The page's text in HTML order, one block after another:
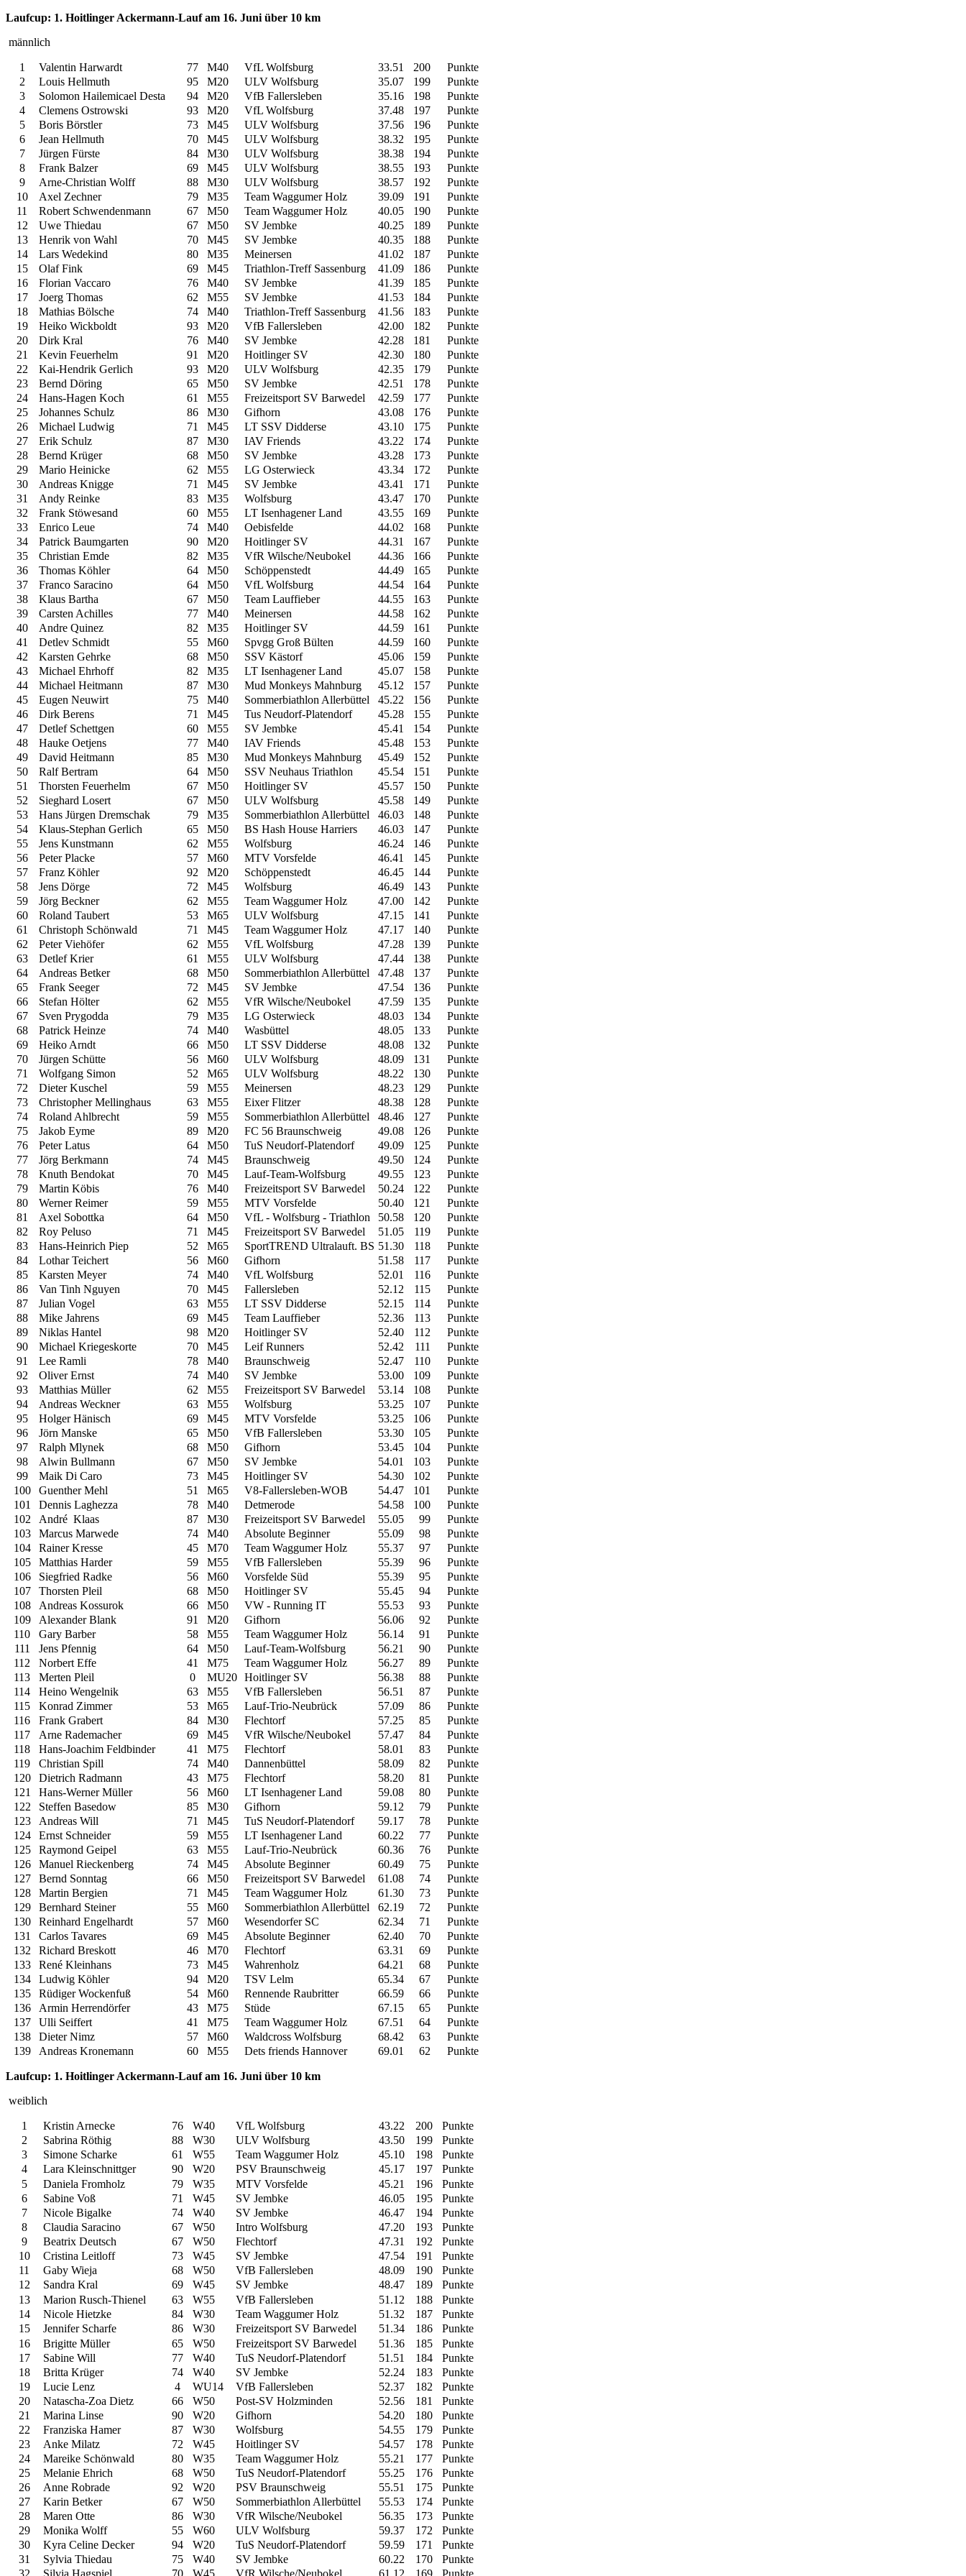
Laufcup: 1. Hoitlinger Ackermann-Lauf am 16. Juni über 10 km
männlich
1 Valentin Harwardt 77 M40 VfL Wolfsburg 33.51 200
Punkte
2
Louis Hellmuth 95 M20 ULV Wolfsburg 35.07 199
Punkte
3
Solomon Hailemicael Desta 94 M20 VfB Fallersleben 35.16 198
Punkte
4
Clemens Ostrowski 93 M20 VfL Wolfsburg 37.48 197
Punkte
5
Boris Börstler 73 M45 ULV Wolfsburg 37.56 196
Punkte
6
Jean Hellmuth 70 M45 ULV Wolfsburg 38.32 195
Punkte
7
Jürgen Fürste 84 M30 ULV Wolfsburg 38.38 194
Punkte
8
Frank Balzer 69 M45 ULV Wolfsburg 38.55 193
Punkte
9
Arne-Christian Wolff 88 M30 ULV Wolfsburg 38.57 192
Punkte
10
Axel Zechner 79 M35 Team Waggumer Holz 39.09 191
Punkte
11
Robert Schwendenmann 67 M50 Team Waggumer Holz 40.05 190
Punkte
12
Uwe Thiedau 67 M50 SV Jembke 40.25 189
Punkte
13
Henrik von Wahl 70 M45 SV Jembke 40.35 188
Punkte
14
Lars Wedekind 80 M35 Meinersen 41.02 187
Punkte
15
Olaf Fink 69 M45 Triathlon-Treff Sassenburg 41.09 186
Punkte
16
Florian Vaccaro 76 M40 SV Jembke 41.39 185
Punkte
17
Joerg Thomas 62 M55 SV Jembke 41.53 184
Punkte
18
Mathias Bölsche 74 M40 Triathlon-Treff Sassenburg 41.56 183
Punkte
19
Heiko Wickboldt 93 M20 VfB Fallersleben 42.00 182
Punkte
20
Dirk Kral 76 M40 SV Jembke 42.28 181
Punkte
21
Kevin Feuerhelm 91 M20 Hoitlinger SV 42.30 180
Punkte
22
Kai-Hendrik Gerlich 93 M20 ULV Wolfsburg 42.35 179
Punkte
23
Bernd Döring 65 M50 SV Jembke 42.51 178
Punkte
24
Hans-Hagen Koch 61 M55 Freizeitsport SV Barwedel 42.59 177
Punkte
25
Johannes Schulz 86 M30 Gifhorn 43.08 176
Punkte
26
Michael Ludwig 71 M45 LT SSV Didderse 43.10 175
Punkte
27
Erik Schulz 87 M30 IAV Friends 43.22 174
Punkte
28
Bernd Krüger 68 M50 SV Jembke 43.28 173
Punkte
29
Mario Heinicke 62 M55 LG Osterwieck 43.34 172
Punkte
30
Andreas Knigge 71 M45 SV Jembke 43.41 171
Punkte
31
Andy Reinke 83 M35 Wolfsburg 43.47 170
Punkte
32
Frank Stöwesand 60 M55 LT Isenhagener Land 43.55 169
Punkte
33
Enrico Leue 74 M40 Oebisfelde 44.02 168
Punkte
34
Patrick Baumgarten 90 M20 Hoitlinger SV 44.31 167
Punkte
35
Christian Emde 82 M35 VfR Wilsche/Neubokel 44.36 166
Punkte
36
Thomas Köhler 64 M50 Schöppenstedt 44.49 165
Punkte
37
Franco Saracino 64 M50 VfL Wolfsburg 44.54 164
Punkte
38
Klaus Bartha 67 M50 Team Lauffieber 44.55 163
Punkte
39
Carsten Achilles 77 M40 Meinersen 44.58 162
Punkte
40
Andre Quinez 82 M35 Hoitlinger SV 44.59 161
Punkte
41
Detlev Schmidt 55 M60 Spvgg Groß Bülten 44.59 160
Punkte
42
Karsten Gehrke 68 M50 SSV Kästorf 45.06 159
Punkte
43
Michael Ehrhoff 82 M35 LT Isenhagener Land 45.07 158
Punkte
44
Michael Heitmann 87 M30 Mud Monkeys Mahnburg 45.12 157
Punkte
45
Eugen Neuwirt 75 M40 Sommerbiathlon Allerbüttel 45.22 156
Punkte
46
Dirk Berens 71 M45 Tus Neudorf-Platendorf 45.28 155
Punkte
47
Detlef Schettgen 60 M55 SV Jembke 45.41 154
Punkte
48
Hauke Oetjens 77 M40 IAV Friends 45.48 153
Punkte
49
David Heitmann 85 M30 Mud Monkeys Mahnburg 45.49 152
Punkte
50
Ralf Bertram 64 M50 SSV Neuhaus Triathlon 45.54 151
Punkte
51
Thorsten Feuerhelm 67 M50 Hoitlinger SV 45.57 150
Punkte
52
Sieghard Losert 67 M50 ULV Wolfsburg 45.58 149
Punkte
53
Hans Jürgen Dremschak 79 M35 Sommerbiathlon Allerbüttel 46.03 148
Punkte
54
Klaus-Stephan Gerlich 65 M50 BS Hash House Harriers 46.03 147
Punkte
55
Jens Kunstmann 62 M55 Wolfsburg 46.24 146
Punkte
56
Peter Placke 57 M60 MTV Vorsfelde 46.41 145
Punkte
57
Franz Köhler 92 M20 Schöppenstedt 46.45 144
Punkte
58
Jens Dörge 72 M45 Wolfsburg 46.49 143
Punkte
59
Jörg Beckner 62 M55 Team Waggumer Holz 47.00 142
Punkte
60
Roland Taubert 53 M65 ULV Wolfsburg 47.15 141
Punkte
61
Christoph Schönwald 71 M45 Team Waggumer Holz 47.17 140
Punkte
62
Peter Viehöfer 62 M55 VfL Wolfsburg 47.28 139
Punkte
63
Detlef Krier 61 M55 ULV Wolfsburg 47.44 138
Punkte
64
Andreas Betker 68 M50 Sommerbiathlon Allerbüttel 47.48 137
Punkte
65
Frank Seeger 72 M45 SV Jembke 47.54 136
Punkte
66
Stefan Hölter 62 M55 VfR Wilsche/Neubokel 47.59 135
Punkte
67
Sven Prygodda 79 M35 LG Osterwieck 48.03 134
Punkte
68
Patrick Heinze 74 M40 Wasbüttel 48.05 133
Punkte
69
Heiko Arndt 66 M50 LT SSV Didderse 48.08 132
Punkte
70
Jürgen Schütte 56 M60 ULV Wolfsburg 48.09 131
Punkte
71
Wolfgang Simon 52 M65 ULV Wolfsburg 48.22 130
Punkte
72
Dieter Kuschel 59 M55 Meinersen 48.23 129
Punkte
73
Christopher Mellinghaus 63 M55 Eixer Flitzer 48.38 128
Punkte
74
Roland Ahlbrecht 59 M55 Sommerbiathlon Allerbüttel 48.46 127
Punkte
75
Jakob Eyme 89 M20 FC 56 Braunschweig 49.08 126
Punkte
76
Peter Latus 64 M50 TuS Neudorf-Platendorf 49.09 125
Punkte
77
Jörg Berkmann 74 M45 Braunschweig 49.50 124
Punkte
78
Knuth Bendokat 70 M45 Lauf-Team-Wolfsburg 49.55 123
Punkte
79
Martin Köbis 76 M40 Freizeitsport SV Barwedel 50.24 122
Punkte
80
Werner Reimer 59 M55 MTV Vorsfelde 50.40 121
Punkte
81
Axel Sobottka 64 M50 VfL - Wolfsburg - Triathlon 50.58 120
Punkte
82
Roy Peluso 71 M45 Freizeitsport SV Barwedel 51.05 119
Punkte
83
Hans-Heinrich Piep 52 M65 SportTREND Ultralauft. BS 51.30 118
Punkte
84
Lothar Teichert 56 M60 Gifhorn 51.58 117
Punkte
85
Karsten Meyer 74 M40 VfL Wolfsburg 52.01 116
Punkte
86
Van Tinh Nguyen 70 M45 Fallersleben 52.12 115
Punkte
87
Julian Vogel 63 M55 LT SSV Didderse 52.15 114
Punkte
88
Mike Jahrens 69 M45 Team Lauffieber 52.36 113
Punkte
89
Niklas Hantel 98 M20 Hoitlinger SV 52.40 112
Punkte
90
Michael Kriegeskorte 70 M45 Leif Runners 52.42 111
Punkte
91
Lee Ramli 78 M40 Braunschweig 52.47 110
Punkte
92
Oliver Ernst 74 M40 SV Jembke 53.00 109
Punkte
93
Matthias Müller 62 M55 Freizeitsport SV Barwedel 53.14 108
Punkte
94
Andreas Weckner 63 M55 Wolfsburg 53.25 107
Punkte
95
Holger Hänisch 69 M45 MTV Vorsfelde 53.25 106
Punkte
96
Jörn Manske 65 M50 VfB Fallersleben 53.30 105
Punkte
97
Ralph Mlynek 68 M50 Gifhorn 53.45 104
Punkte
98
Alwin Bullmann 67 M50 SV Jembke 54.01 103
Punkte
99
Maik Di Caro 73 M45 Hoitlinger SV 54.30 102
Punkte
100
Guenther Mehl 51 M65 V8-Fallersleben-WOB 54.47 101
Punkte
101
Dennis Laghezza 78 M40 Detmerode 54.58 100
Punkte
102
André Klaas 87 M30 Freizeitsport SV Barwedel 55.05 99
Punkte
103
Marcus Marwede 74 M40 Absolute Beginner 55.09 98
Punkte
104
Rainer Kresse 45 M70 Team Waggumer Holz 55.37 97
Punkte
105
Matthias Harder 59 M55 VfB Fallersleben 55.39 96
Punkte
106
Siegfried Radke 56 M60 Vorsfelde Süd 55.39 95
Punkte
107
Thorsten Pleil 68 M50 Hoitlinger SV 55.45 94
Punkte
108
Andreas Kossurok 66 M50 VW - Running IT 55.53 93
Punkte
109
Alexander Blank 91 M20 Gifhorn 56.06 92
Punkte
110
Gary Barber 58 M55 Team Waggumer Holz 56.14 91
Punkte
111
Jens Pfennig 64 M50 Lauf-Team-Wolfsburg 56.21 90
Punkte
112
Norbert Effe 41 M75 Team Waggumer Holz 56.27 89
Punkte
113
Merten Pleil 0 MU20 Hoitlinger SV 56.38 88
Punkte
114
Heino Wengelnik 63 M55 VfB Fallersleben 56.51 87
Punkte
115
Konrad Zimmer 53 M65 Lauf-Trio-Neubrück 57.09 86
Punkte
116
Frank Grabert 84 M30 Flechtorf 57.25 85
Punkte
117
Arne Rademacher 69 M45 VfR Wilsche/Neubokel 57.47 84
Punkte
118
Hans-Joachim Feldbinder 41 M75 Flechtorf 58.01 83
Punkte
119
Christian Spill 74 M40 Dannenbüttel 58.09 82
Punkte
120
Dietrich Radmann 43 M75 Flechtorf 58.20 81
Punkte
121
Hans-Werner Müller 56 M60 LT Isenhagener Land 59.08 80
Punkte
122
Steffen Basedow 85 M30 Gifhorn 59.12 79
Punkte
123
Andreas Will 71 M45 TuS Neudorf-Platendorf 59.17 78
Punkte
124
Ernst Schneider 59 M55 LT Isenhagener Land 60.22 77
Punkte
125
Raymond Geipel 63 M55 Lauf-Trio-Neubrück 60.36 76
Punkte
126
Manuel Rieckenberg 74 M45 Absolute Beginner 60.49 75
Punkte
127
Bernd Sonntag 66 M50 Freizeitsport SV Barwedel 61.08 74
Punkte
128
Martin Bergien 71 M45 Team Waggumer Holz 61.30 73
Punkte
129
Bernhard Steiner 55 M60 Sommerbiathlon Allerbüttel 62.19 72
Punkte
130
Reinhard Engelhardt 57 M60 Wesendorfer SC 62.34 71
Punkte
131
Carlos Tavares 69 M45 Absolute Beginner 62.40 70
Punkte
132
Richard Breskott 46 M70 Flechtorf 63.31 69
Punkte
133
René Kleinhans 73 M45 Wahrenholz 64.21 68
Punkte
134
Ludwig Köhler 94 M20 TSV Lelm 65.34 67
Punkte
135
Rüdiger Wockenfuß 54 M60 Rennende Raubritter 66.59 66
Punkte
136
Armin Herrendörfer 43 M75 Stüde 67.15 65
Punkte
137
Ulli Seiffert 41 M75 Team Waggumer Holz 67.51 64
Punkte
138
Dieter Nimz 57 M60 Waldcross Wolfsburg 68.42 63
Punkte
139
Andreas Kronemann 60 M55 Dets friends Hannover 69.01 62 Punkte
Laufcup: 1. Hoitlinger Ackermann-Lauf am 16. Juni über 10 km
weiblich
1 Kristin Arnecke 76 W40 VfL Wolfsburg 43.22 200
Punkte
2
Sabrina Röthig 88 W30 ULV Wolfsburg 43.50 199
Punkte
3
Simone Scharke 61 W55 Team Waggumer Holz 45.10 198
Punkte
4
Lara Kleinschnittger 90 W20 PSV Braunschweig 45.17 197
Punkte
5
Daniela Fromholz 79 W35 MTV Vorsfelde 45.21 196
Punkte
6
Sabine Voß 71 W45 SV Jembke 46.05 195
Punkte
7
Nicole Bigalke 74 W40 SV Jembke 46.47 194
Punkte
8
Claudia Saracino 67 W50 Intro Wolfsburg 47.20 193
Punkte
9
Beatrix Deutsch 67 W50 Flechtorf 47.31 192
Punkte
10
Cristina Leitloff 73 W45 SV Jembke 47.54 191
Punkte
11
Gaby Wieja 68 W50 VfB Fallersleben 48.09 190
Punkte
12
Sandra Kral 69 W45 SV Jembke 48.47 189
Punkte
13
Marion Rusch-Thienel 63 W55 VfB Fallersleben 51.12 188
Punkte
14
Nicole Hietzke 84 W30 Team Waggumer Holz 51.32 187
Punkte
15
Jennifer Scharfe 86 W30 Freizeitsport SV Barwedel 51.34 186
Punkte
16
Brigitte Müller 65 W50 Freizeitsport SV Barwedel 51.36 185
Punkte
17
Sabine Will 77 W40 TuS Neudorf-Platendorf 51.51 184
Punkte
18
Britta Krüger 74 W40 SV Jembke 52.24 183
Punkte
19
Lucie Lenz 4 WU14 VfB Fallersleben 52.37 182
Punkte
20
Natascha-Zoa Dietz 66 W50 Post-SV Holzminden 52.56 181
Punkte
21
Marina Linse 90 W20 Gifhorn 54.20 180
Punkte
22
Franziska Hamer 87 W30 Wolfsburg 54.55 179
Punkte
23
Anke Milatz 72 W45 Hoitlinger SV 54.57 178
Punkte
24
Mareike Schönwald 80 W35 Team Waggumer Holz 55.21 177
Punkte
25
Melanie Ehrich 68 W50 TuS Neudorf-Platendorf 55.25 176
Punkte
26
Anne Robrade 92 W20 PSV Braunschweig 55.51 175
Punkte
27
Karin Betker 67 W50 Sommerbiathlon Allerbüttel 55.53 174
Punkte
28
Maren Otte 86 W30 VfR Wilsche/Neubokel 56.35 173
Punkte
29
Monika Wolff 55 W60 ULV Wolfsburg 59.37 172
Punkte
30
Kyra Celine Decker 94 W20 TuS Neudorf-Platendorf 59.59 171
Punkte
31
Sylvia Thiedau 75 W40 SV Jembke 60.22 170
Punkte
32
Silvia Hagspiel 70 W45 VfR Wilsche/Neubokel 61.12 169 Punkte